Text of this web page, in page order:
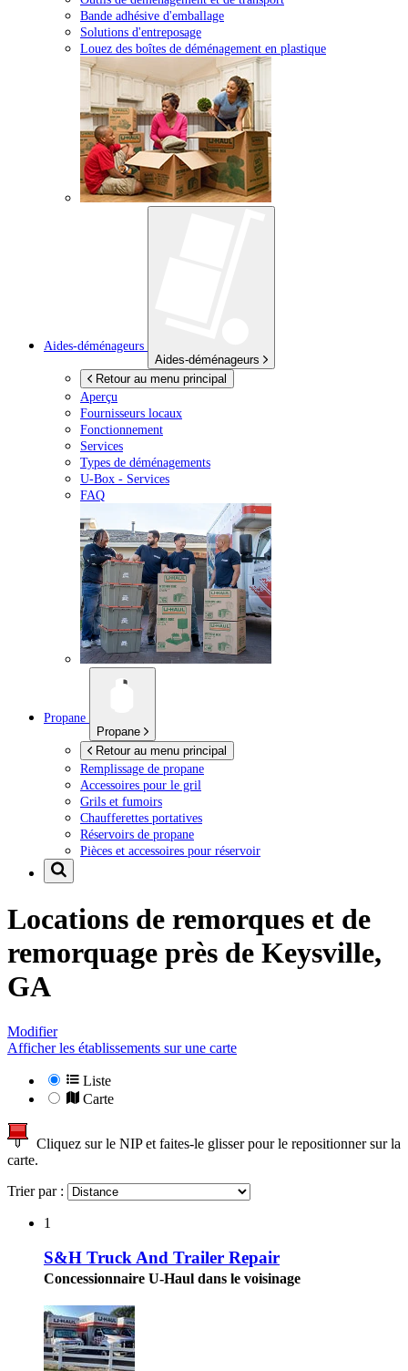
Bande adhésive d'emballage
Solutions d'entreposage
Louez des boîtes de déménagement en plastique
Aides-déménageurs
Aides-déménageurs
Retour au menu principal
Aperçu
Fournisseurs locaux
Fonctionnement
Services
Types de déménagements
U-Box - Services
FAQ
Propane
Propane
Retour au menu principal
Remplissage de propane
Accessoires pour le gril
Grils et fumoirs
Chaufferettes portatives
Réservoirs de propane
Pièces et accessoires pour réservoir
Locations de remorques et de
remorquage près de Keysville,
GA
Modifier
Afficher les établissements sur une carte
Liste
Carte
Cliquez sur le NIP et faites-le glisser pour le repositionner sur la
carte.
Trier par :
1
S&H Truck And Trailer Repair
Concessionnaire U-Haul dans le voisinage